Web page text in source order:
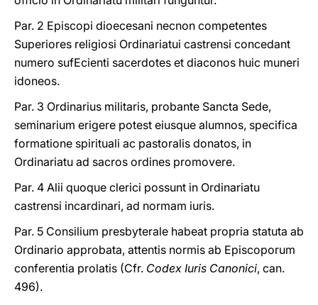
Par. 2 Episcopi dioecesani necnon competentes
Superiores religiosi Ordinariatui castrensi concedant
numero sufEcienti sacerdotes et diaconos huic muneri
idoneos.
Par. 3 Ordinarius militaris, probante Sancta Sede,
seminarium erigere potest eiusque alumnos, specifica
formatione spirituali ac pastoralis donatos, in
Ordinariatu ad sacros ordines promovere.
Par. 4 Alii quoque clerici possunt in Ordinariatu
castrensi incardinari, ad normam iuris.
Par. 5 Consilium presbyterale habeat propria statuta ab
Ordinario approbata, attentis normis ab Episcoporum
conferentia prolatis (Cfr. Codex Iuris Canonici, can.
496).